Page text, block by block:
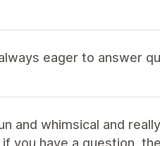
eager to answer
and whimsical and
you have a question,